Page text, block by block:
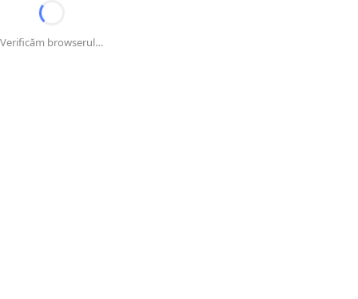
Verificăm browserul…